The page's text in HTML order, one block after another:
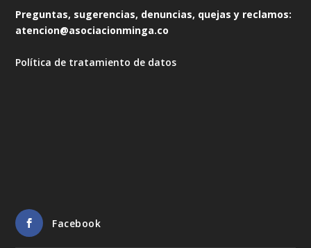
Preguntas, sugerencias, denuncias, quejas y reclamos:
atencion@asociacionminga.co
Política de tratamiento de datos
Facebook